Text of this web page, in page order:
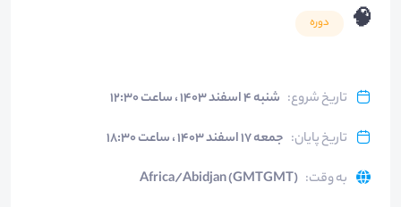
🧠
دوره
تاریخ شروع: شنبه ۴ اسفند ۱۴۰۳ ، ساعت ۱۲:۳۰
تاریخ پایان: جمعه ۱۷ اسفند ۱۴۰۳ ، ساعت ۱۸:۳۰
به وقت:
Africa/Abidjan (GMTGMT)